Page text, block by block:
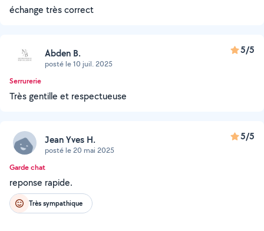
échange très correct
Abden B.
posté le 10 juil. 2025
5/5
Serrurerie
Très gentille et respectueuse
Jean Yves H.
posté le 20 mai 2025
5/5
Garde chat
reponse rapide.
Très sympathique